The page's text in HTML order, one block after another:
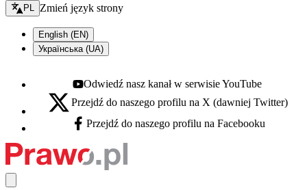
Zmień język - bieżący:
PL Zmień język strony
English (EN)
Українська (UA)
Youtube - otwiera się w nowej karcie
Odwiedź nasz kanał w serwisie YouTube
X - otwiera się w nowej karcie
Przejdź do naszego profilu na X (dawniej Twitter)
Facebook - otwiera się w nowej karcie
Przejdź do naszego profilu na Facebooku